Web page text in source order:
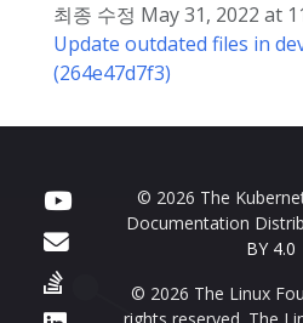
최종 수정 May 31, 2022 at
Update outdated files in
(264e47d7f3)
© 2026 The
Documentation
BY 4.0
© 2026 The Linux